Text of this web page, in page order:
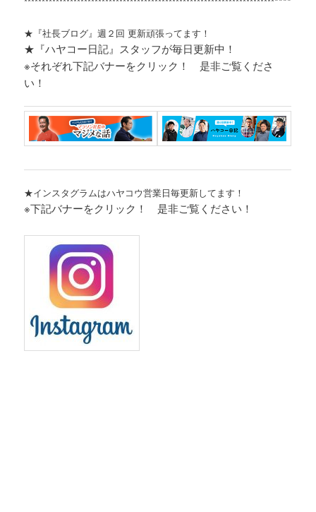
★『社長ブログ』週２回 更新頑張ってます！
★『ハヤコー日記』スタッフが毎日更新中！
※それぞれ下記バナーをクリック！ 是非ご覧くださ
い！
★インスタグラムはハヤコウ営業日毎更新してます！
※下記バナーをクリック！ 是非ご覧ください！